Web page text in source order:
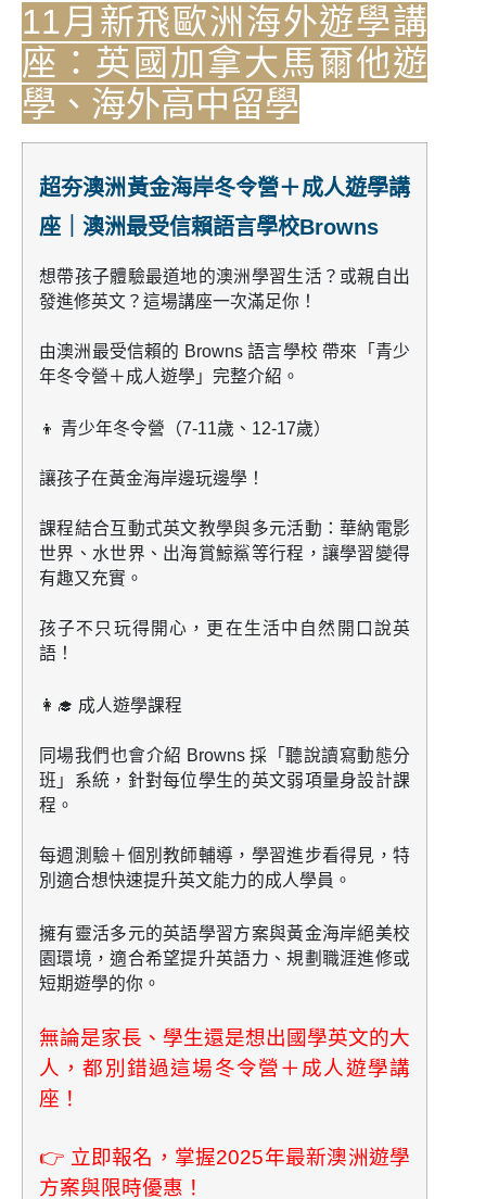
11月新飛歐洲海外遊學講
座：英國加拿大馬爾他遊
學、海外高中留學
超夯澳洲黃金海岸冬令營＋成人遊學講
座｜澳洲最受信賴語言學校Browns
想帶孩子體驗最道地的澳洲學習生活？或親自出
發進修英文？這場講座一次滿足你！
由澳洲最受信賴的 Browns 語言學校 帶來「青少
年冬令營＋成人遊學」完整介紹。
👦 青少年冬令營（7-11歲、12-17歲）
讓孩子在黃金海岸邊玩邊學！
課程結合互動式英文教學與多元活動：華納電影
世界、水世界、出海賞鯨鯊等行程，讓學習變得
有趣又充實。
孩子不只玩得開心，更在生活中自然開口說英
語！
👩‍🎓 成人遊學課程
同場我們也會介紹 Browns 採「聽說讀寫動態分
班」系統，針對每位學生的英文弱項量身設計課
程。
每週測驗＋個別教師輔導，學習進步看得見，特
別適合想快速提升英文能力的成人學員。
擁有靈活多元的英語學習方案與黃金海岸絕美校
園環境，適合希望提升英語力、規劃職涯進修或
短期遊學的你。
無論是家長、學生還是想出國學英文的大
人，都別錯過這場冬令營＋成人遊學講
座！
👉 立即報名，掌握2025年最新澳洲遊學
方案與限時優惠！